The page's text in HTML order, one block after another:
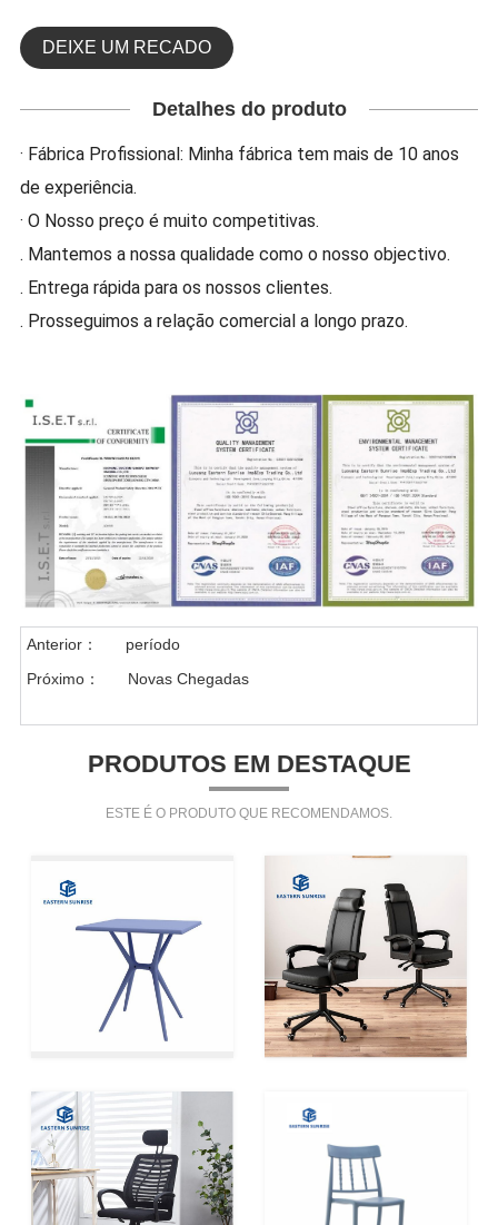
DEIXE UM RECADO
Detalhes do produto
· Fábrica Profissional: Minha fábrica tem mais de 10 anos
de experiência.
· O Nosso preço é muito competitivas.
. Mantemos a nossa qualidade como o nosso objectivo.
. Entrega rápida para os nossos clientes.
. Prosseguimos a relação comercial a longo prazo.
Anterior：
período
Próximo：
Novas Chegadas
PRODUTOS EM DESTAQUE
ESTE É O PRODUTO QUE RECOMENDAMOS.